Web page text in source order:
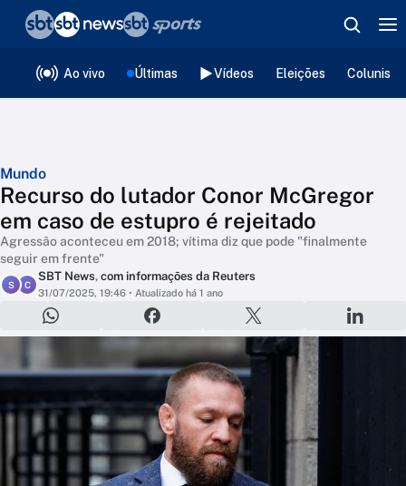
Ao vivo Últimas Vídeos Eleições
Mundo
Recurso do lutador Conor McGregor
em caso de estupro é rejeitado
Agressão aconteceu em 2018; vítima diz que pode "finalmente
seguir em frente"
S C
SBT News, com informações da Reuters
31/07/2025, 19:46 • Atualizado há 1 ano
❮voltar
Editorias